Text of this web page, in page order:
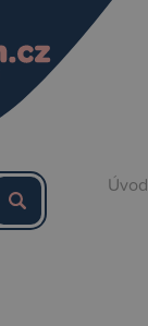
Úvod